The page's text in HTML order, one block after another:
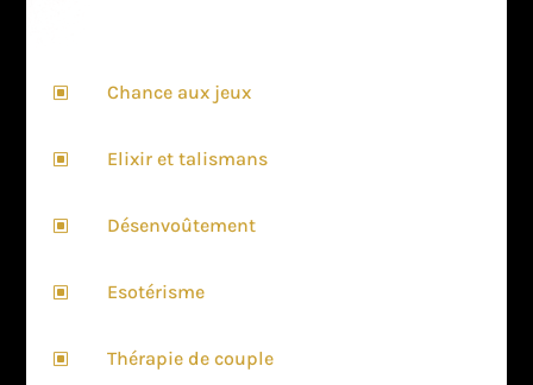
W Chance aux jeux
W Elixir et talismans
W Désenvoûtement
W Esotérisme
W Thérapie de couple